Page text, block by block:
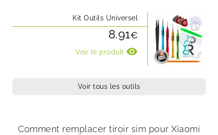
Kit Outils Universel
8.91€
Voir le produit visibility
Voir tous les outils
Comment remplacer tiroir sim pour Xiaomi